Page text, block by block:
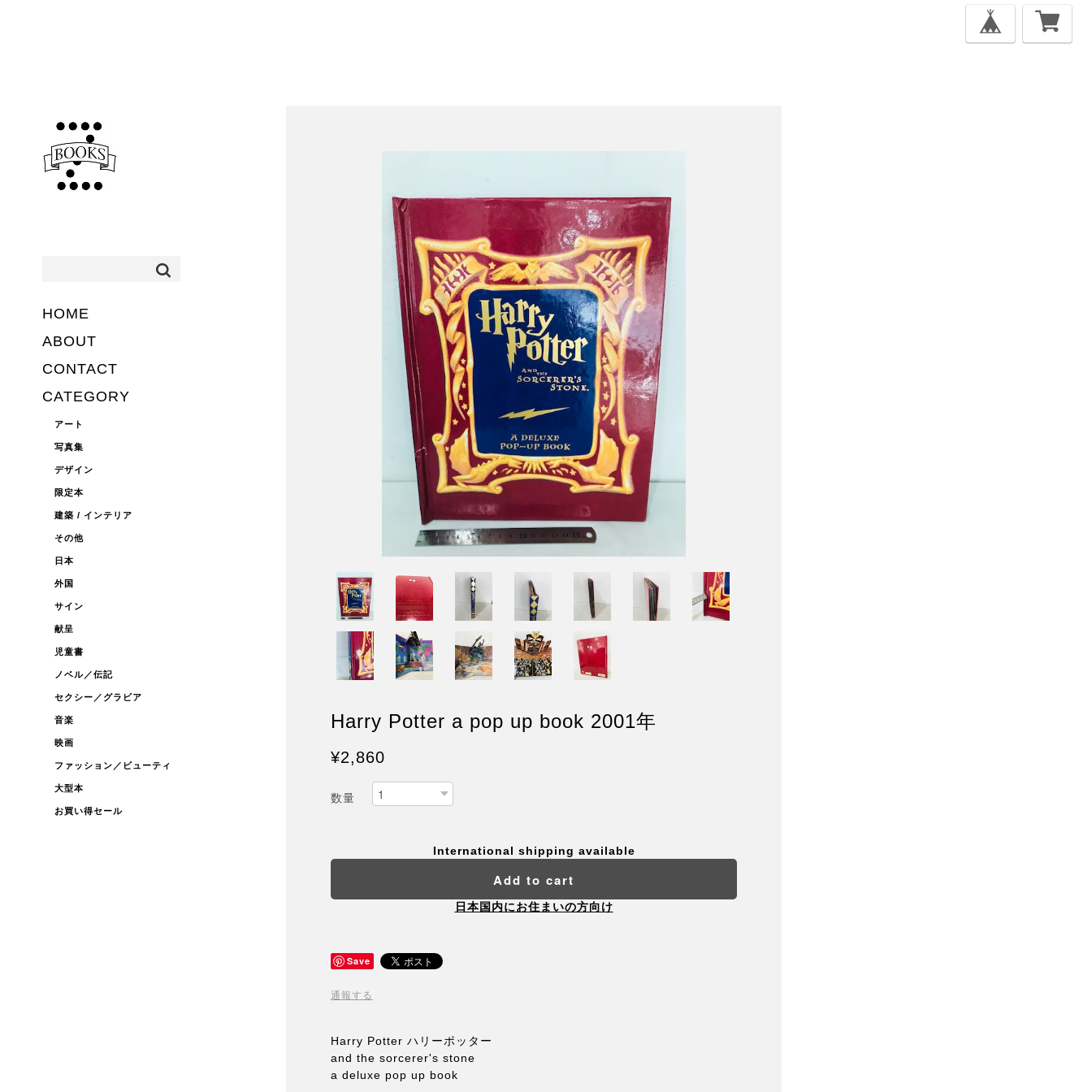
HOME
ABOUT
CONTACT
CATEGORY
アート
写真集
デザイン
限定本
建築 / インテリア
その他
日本
外国
サイン
献呈
児童書
ノベル／伝記
セクシー／グラビア
音楽
映画
ファッション／ビューティ
大型本
お買い得セール
Harry Potter a pop up book 2001年
¥2,860
数量
International shipping available
Add to cart
日本国内にお住まいの方向け
Save
通報する
Harry Potter ハリーポッター
and the sorcerer's stone
a deluxe pop up book